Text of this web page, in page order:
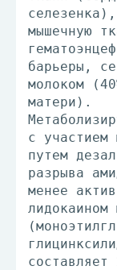
мышечную
барьеры,
молоком
матери).
с участием
путем
разрыва
менее
лидокаином